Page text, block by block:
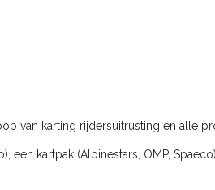
van karting rijdersuitrusting en alle
een kartpak (Alpinestars, OMP,